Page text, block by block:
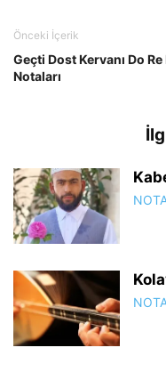
Önceki İçerik
Geçti Dost Kervanı Do Re
Notaları